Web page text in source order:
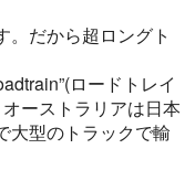
。だから超ロングト
ロードトレイ
ーストラリアは日本
大型のトラックで輸